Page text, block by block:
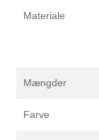
Materiale
Mængder
Farve